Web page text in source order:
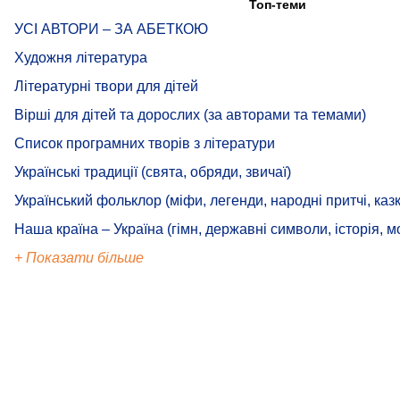
Топ-теми
УСІ АВТОРИ – ЗА АБЕТКОЮ
Художня література
Літературні твори для дітей
Вірші для дітей та дорослих (за авторами та темами)
Список програмних творів з літератури
Українські традиції (свята, обряди, звичаї)
Український фольклор (міфи, легенди, народні притчі,
Наша країна – Україна (гімн, державні символи, історія,
+ Показати більше